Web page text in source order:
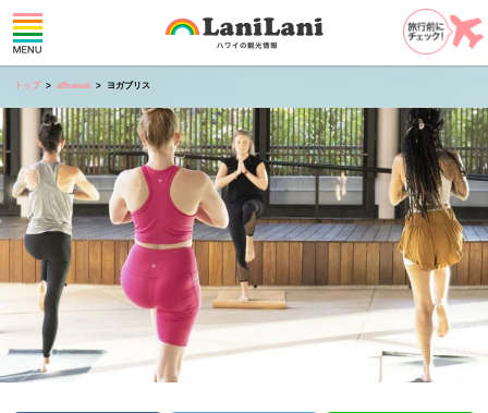
トップ allhawaii ヨガブリス